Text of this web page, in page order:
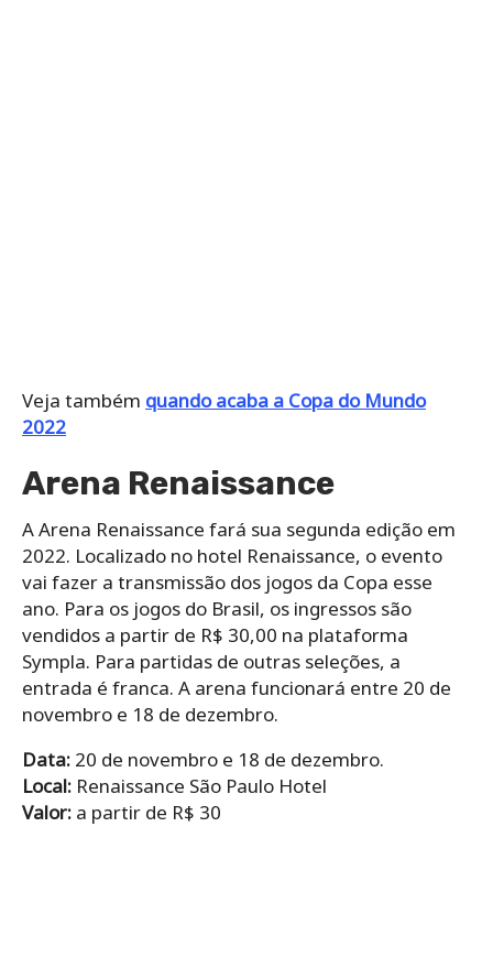
Veja também quando acaba a Copa do Mundo
2022
Arena Renaissance
A Arena Renaissance fará sua segunda edição em
2022. Localizado no hotel Renaissance, o evento
vai fazer a transmissão dos jogos da Copa esse
ano. Para os jogos do Brasil, os ingressos são
vendidos a partir de R$ 30,00 na plataforma
Sympla. Para partidas de outras seleções, a
entrada é franca. A arena funcionará entre 20 de
novembro e 18 de dezembro.
Data: 20 de novembro e 18 de dezembro.
Local: Renaissance São Paulo Hotel
Valor: a partir de R$ 30